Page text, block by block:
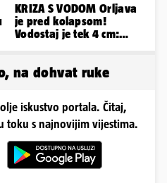
KRIZA S VODOM Orljava
je pred kolapsom!
Vodostaj je tek 4 cm:
na dohvat ruke
iskustvo portala. Čitaj,
toku s najnovijim vijestima.